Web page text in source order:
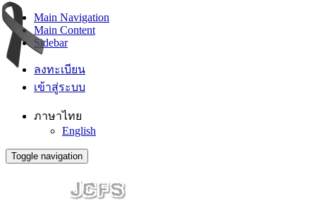
Main Navigation
Main Content
Sidebar
ลงทะเบียน
เข้าสู่ระบบ
ภาษาไทย
English
Toggle navigation